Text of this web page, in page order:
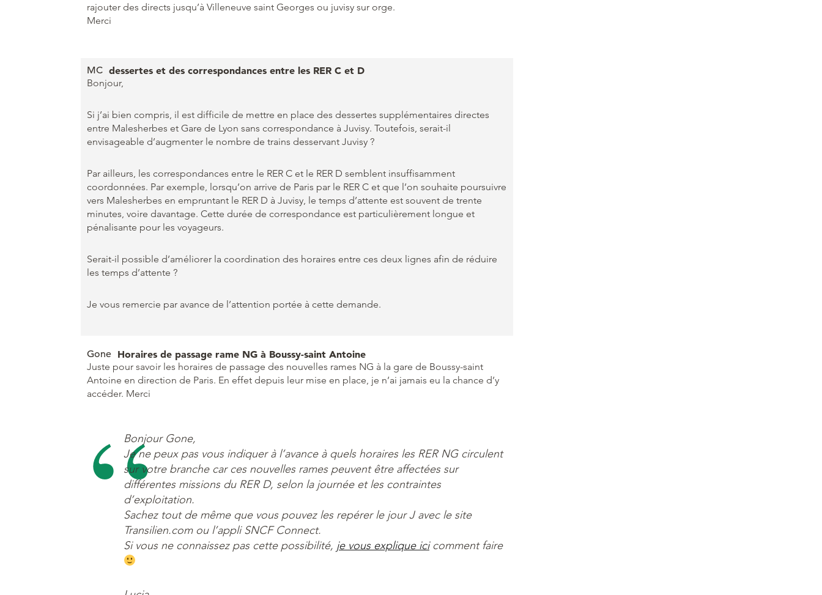
rajouter des directs jusqu’à Villeneuve saint Georges ou juvisy sur orge.
Merci
MC dessertes et des correspondances entre les RER C et D
Bonjour,
Si j’ai bien compris, il est difficile de mettre en place des dessertes supplémentaires directes
entre Malesherbes et Gare de Lyon sans correspondance à Juvisy. Toutefois, serait-il
envisageable d’augmenter le nombre de trains desservant Juvisy ?
Par ailleurs, les correspondances entre le RER C et le RER D semblent insuffisamment
coordonnées. Par exemple, lorsqu’on arrive de Paris par le RER C et que l’on souhaite poursuivre
vers Malesherbes en empruntant le RER D à Juvisy, le temps d’attente est souvent de trente
minutes, voire davantage. Cette durée de correspondance est particulièrement longue et
pénalisante pour les voyageurs.
Serait-il possible d’améliorer la coordination des horaires entre ces deux lignes afin de réduire
les temps d’attente ?
Je vous remercie par avance de l’attention portée à cette demande.
Gone Horaires de passage rame NG à Boussy-saint Antoine
Juste pour savoir les horaires de passage des nouvelles rames NG à la gare de Boussy-saint
Antoine en direction de Paris. En effet depuis leur mise en place, je n’ai jamais eu la chance d’y
accéder. Merci
Bonjour Gone,
Je ne peux pas vous indiquer à l’avance à quels horaires les RER NG circulent
sur votre branche car ces nouvelles rames peuvent être affectées sur
différentes missions du RER D, selon la journée et les contraintes
d’exploitation.
Sachez tout de même que vous pouvez les repérer le jour J avec le site
Transilien.com ou l’appli SNCF Connect.
Si vous ne connaissez pas cette possibilité, je vous explique icicomment faire